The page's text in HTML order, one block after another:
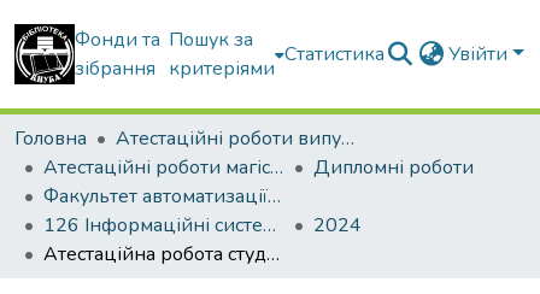
Фонди та
зібрання
Пошук за
критеріями
Статистика Увійти
Головна
Атестаційні роботи випускників
Атестаційні роботи магістрів
Дипломні роботи
Факультет автоматизації і інформаційних технологій
126 Інформаційні системи та технології. Управління проєктами
2024
Атестаційна робота студента Осадчого Василя Сергійовича